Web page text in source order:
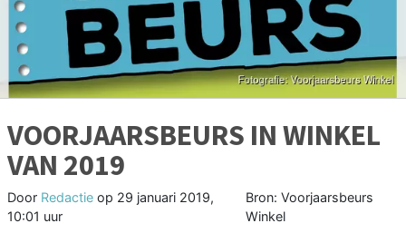
VOORJAARSBEURS IN WINKEL
VAN 2019
Door Redactie op 29 januari 2019,
10:01 uur
Bron: Voorjaarsbeurs
Winkel